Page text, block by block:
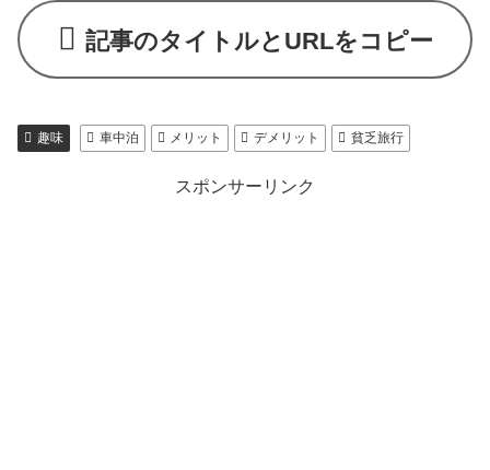
記事のタイトルとURLをコピー
趣味 車中泊 メリット デメリット 貧乏旅行
スポンサーリンク